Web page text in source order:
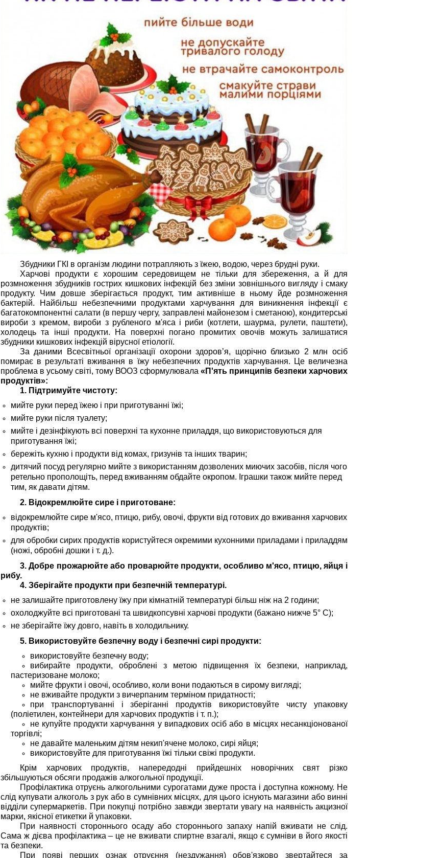
Збудники ГКІ в організм людини потрапляють з їжею, водою, через брудні руки.
Харчові продукти є хорошим середовищем не тільки для збереження, а й для
розмноження збудників гострих кишкових інфекцій без зміни зовнішнього вигляду і смаку
продукту. Чим довше зберігається продукт, тим активніше в ньому йде розмноження
бактерій. Найбільш небезпечними продуктами харчування для виникнення інфекції є
багатокомпонентні салати (в першу чергу, заправлені майонезом і сметаною), кондитерські
вироби з кремом, вироби з рубленого м'яса і риби (котлети, шаурма, рулети, паштети),
холодець та інші продукти. На поверхні погано промитих овочів можуть залишатися
збудники кишкових інфекцій вірусної етіології.
За даними Всесвітньої організації охорони здоров’я, щорічно близько 2 млн осіб
помирає в результаті вживання в їжу небезпечних продуктів харчування. Це величезна
проблема в усьому світі, тому ВООЗ сформулювала «П'ять принципів безпеки харчових
продуктів»:
1. Підтримуйте чистоту:
мийте руки перед їжею і при приготуванні їжі;
мийте руки після туалету;
мийте і дезінфікують всі поверхні та кухонне приладдя, що використовуються для
приготування їжі;
бережіть кухню і продукти від комах, гризунів та інших тварин;
дитячий посуд регулярно мийте з використанням дозволених миючих засобів, після чого
ретельно прополощіть, перед вживанням обдайте окропом. Іграшки також мийте перед
тим, як давати дітям.
2. Відокремлюйте сире і приготоване:
відокремлюйте сире м'ясо, птицю, рибу, овочі, фрукти від готових до вживання харчових
продуктів;
для обробки сирих продуктів користуйтеся окремими кухонними приладами і приладдям
(ножі, обробні дошки і т. д.).
3. Добре прожарюйте або проварюйте продукти, особливо м'ясо, птицю, яйця і
рибу.
4. Зберігайте продукти при безпечній температурі.
не залишайте приготовлену їжу при кімнатній температурі більш ніж на 2 години;
охолоджуйте всі приготовані та швидкопсувні харчові продукти (бажано нижче 5° C);
не зберігайте їжу довго, навіть в холодильнику.
5. Використовуйте безпечну воду і безпечні сирі продукти:
використовуйте безпечну воду;
вибирайте продукти, оброблені з метою підвищення їх безпеки, наприклад,
пастеризоване молоко;
мийте фрукти і овочі, особливо, коли вони подаються в сирому вигляді;
не вживайте продукти з вичерпаним терміном придатності;
при транспортуванні і зберіганні продуктів використовуйте чисту упаковку
(поліетилен, контейнери для харчових продуктів і т. п.);
не купуйте продукти харчування у випадкових осіб або в місцях несанкціонованої
торгівлі;
не давайте маленьким дітям некип'ячене молоко, сирі яйця;
використовуйте для приготування їжі тільки свіжі продукти.
Крім харчових продуктів, напередодні прийдешніх новорічних свят різко
збільшуються обсяги продажів алкогольної продукції.
Профілактика отруєнь алкогольними сурогатами дуже проста і доступна кожному. Не
слід купувати алкоголь з рук або в сумнівних місцях, для цього існують магазини або винні
відділи супермаркетів. При покупці потрібно завжди звертати увагу на наявність акцизної
марки, якісної етикетки й упаковки.
При наявності стороннього осаду або стороннього запаху напій вживати не слід.
Сама ж дієва профілактика – це не вживати спиртне взагалі, якщо є сумніви в його якості
та безпеки.
При появі перших ознак отруєння (нездужання) обов'язково звертайтеся за